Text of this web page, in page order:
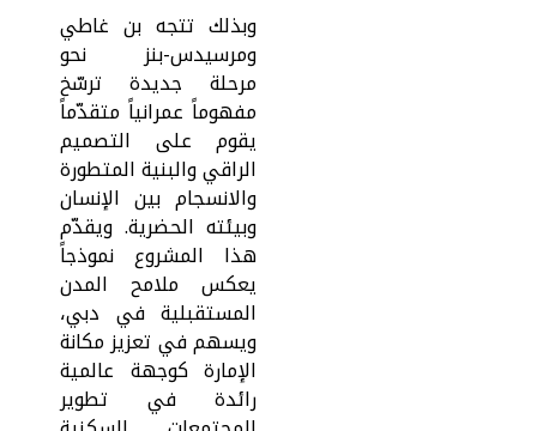
وبذلك تتجه بن غاطي
ومرسيدس-بنز نحو
مرحلة جديدة ترسّخ
مفهوماً عمرانياً متقدّماً
يقوم على التصميم
الراقي والبنية المتطورة
والانسجام بين الإنسان
وبيئته الحضرية. ويقدّم
هذا المشروع نموذجاً
يعكس ملامح المدن
المستقبلية في دبي،
ويسهم في تعزيز مكانة
الإمارة كوجهة عالمية
رائدة في تطوير